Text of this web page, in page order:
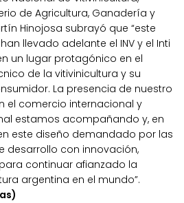
de Agricultura, Ganadería y
Hinojosa subrayó que “este
llevado adelante el INV y el Inti
un lugar protagónico en el
de la vitivinicultura y su
La presencia de nuestro
el comercio internacional y
estamos acompañando y, en
este diseño demandado por las
desarrollo con innovación,
continuar afianzado la
argentina en el mundo”.